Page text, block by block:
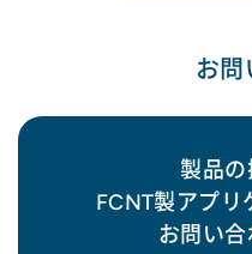
お問
製品
FCNT製アプリ
お問い